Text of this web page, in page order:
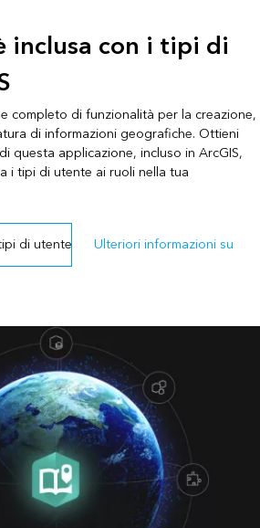
inclusa con i tipi di
completo di funzionalità per la creazione,
di informazioni geografiche. Ottieni
questa applicazione, incluso in ArcGIS,
i tipi di utente ai ruoli nella tua
di utente Ulteriori informazioni su